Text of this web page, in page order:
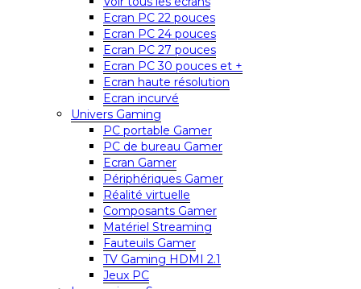
Ecran PC 22 pouces
Ecran PC 24 pouces
Ecran PC 27 pouces
Ecran PC 30 pouces et +
Ecran haute résolution
Ecran incurvé
Univers Gaming
PC portable Gamer
PC de bureau Gamer
Ecran Gamer
Périphériques Gamer
Réalité virtuelle
Composants Gamer
Matériel Streaming
Fauteuils Gamer
TV Gaming HDMI 2.1
Jeux PC